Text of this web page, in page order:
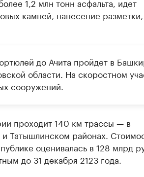
камней, нанесение
до Ачита пройдет в
области. На скоростном
сооружений.
проходит 140 км трассы — в
Татышлинском районах.
оценивалась в 128 млрд
до 31 декабря 2123 года.